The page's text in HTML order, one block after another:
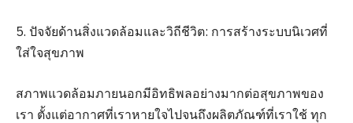
5. ปัจจัยด้านสิ่งแวดล้อมและวิถีชีวิต: การสร้างระบบนิเวศที่
ใส่ใจสุขภาพ
สภาพแวดล้อมภายนอกมีอิทธิพลอย่างมากต่อสุขภาพของ
เรา ตั้งแต่อากาศที่เราหายใจไปจนถึงผลิตภัณฑ์ที่เราใช้ ทุก